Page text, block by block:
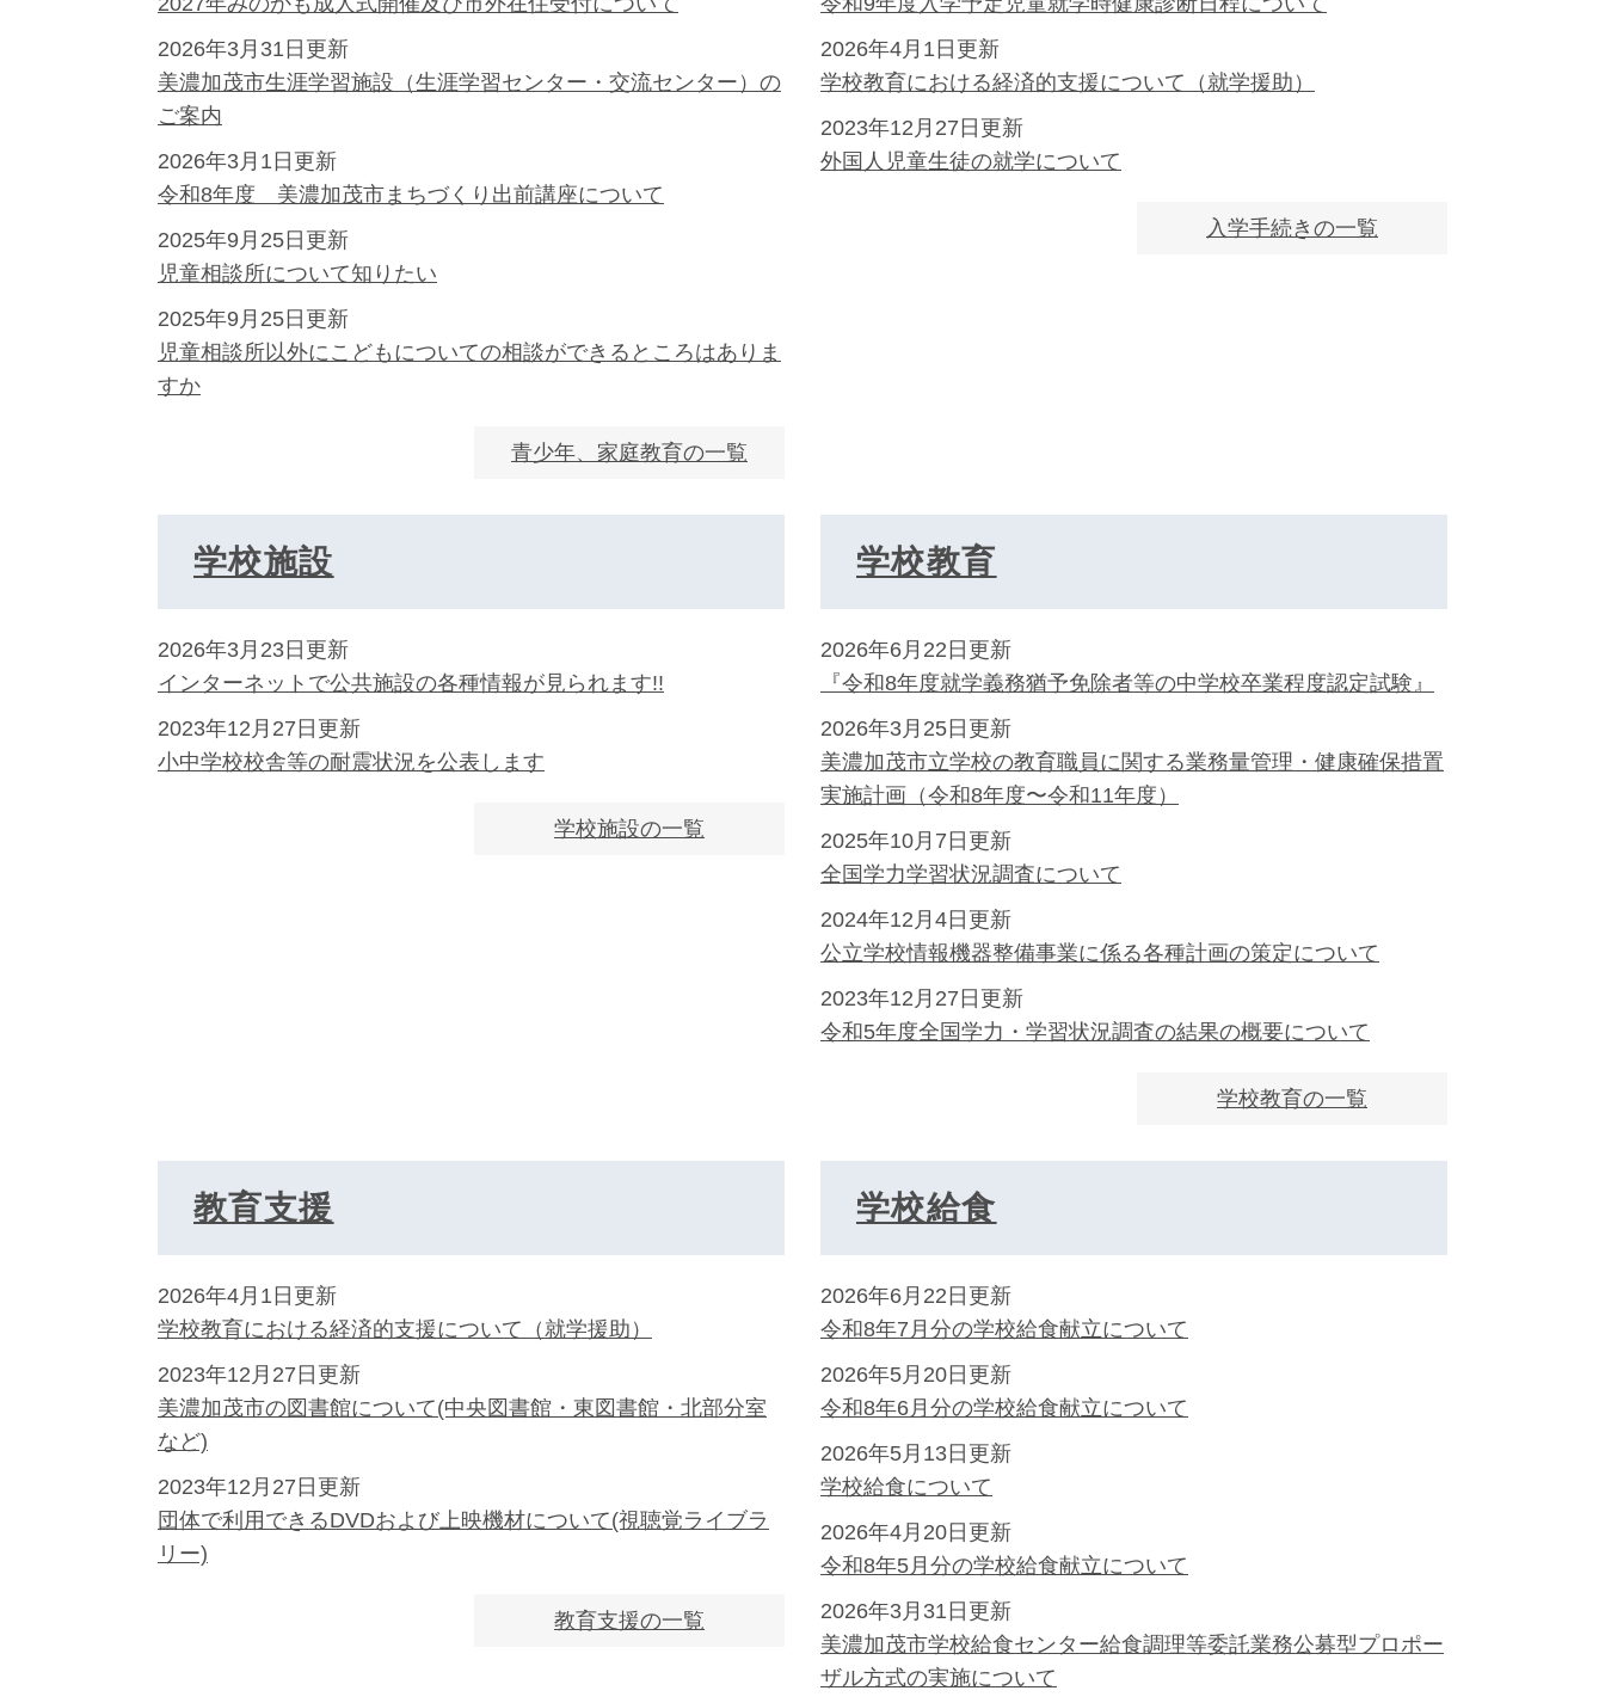
2026年3月31日更新
美濃加茂市生涯学習施設（生涯学習センター・交流センター）の
ご案内
2026年3月1日更新
令和8年度 美濃加茂市まちづくり出前講座について
2025年9月25日更新
児童相談所について知りたい
2025年9月25日更新
児童相談所以外にこどもについての相談ができるところはありま
すか
青少年、家庭教育の一覧
2026年4月1日更新
学校教育における経済的支援について（就学援助）
2023年12月27日更新
外国人児童生徒の就学について
入学手続きの一覧
学校施設
2026年3月23日更新
インターネットで公共施設の各種情報が見られます!!
2023年12月27日更新
小中学校校舎等の耐震状況を公表します
学校施設の一覧
学校教育
2026年6月22日更新
『令和8年度就学義務猶予免除者等の中学校卒業程度認定試験』
2026年3月25日更新
美濃加茂市立学校の教育職員に関する業務量管理・健康確保措置
実施計画（令和8年度〜令和11年度）
2025年10月7日更新
全国学力学習状況調査について
2024年12月4日更新
公立学校情報機器整備事業に係る各種計画の策定について
2023年12月27日更新
令和5年度全国学力・学習状況調査の結果の概要について
学校教育の一覧
教育支援
2026年4月1日更新
学校教育における経済的支援について（就学援助）
2023年12月27日更新
美濃加茂市の図書館について(中央図書館・東図書館・北部分室
など)
2023年12月27日更新
団体で利用できるDVDおよび上映機材について(視聴覚ライブラ
リー)
教育支援の一覧
学校給食
2026年6月22日更新
令和8年7月分の学校給食献立について
2026年5月20日更新
令和8年6月分の学校給食献立について
2026年5月13日更新
学校給食について
2026年4月20日更新
令和8年5月分の学校給食献立について
2026年3月31日更新
美濃加茂市学校給食センター給食調理等委託業務公募型プロポー
ザル方式の実施について